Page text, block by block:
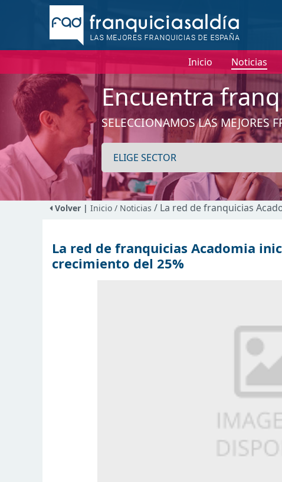
Inicio Noticias
Encuentra
SELECCIONAMOS LAS MEJORES
Volver | Inicio / Noticias / La red de franquicias
La red de franquicias Acadomia
crecimiento del 25%